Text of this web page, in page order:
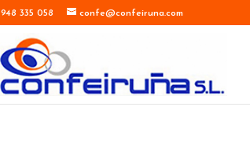
948 335 058 confe@confeiruna.com